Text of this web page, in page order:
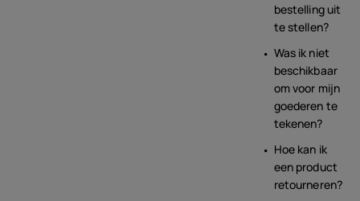
bestelling uit
te stellen?
Was ik niet
beschikbaar
om voor mijn
goederen te
tekenen?
Hoe kan ik
een product
retourneren?